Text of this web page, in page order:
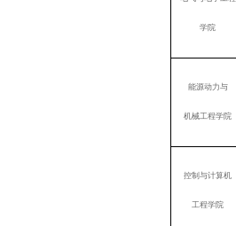
学院
能源动力与
机械工程学院
控制与计算机
工程学院